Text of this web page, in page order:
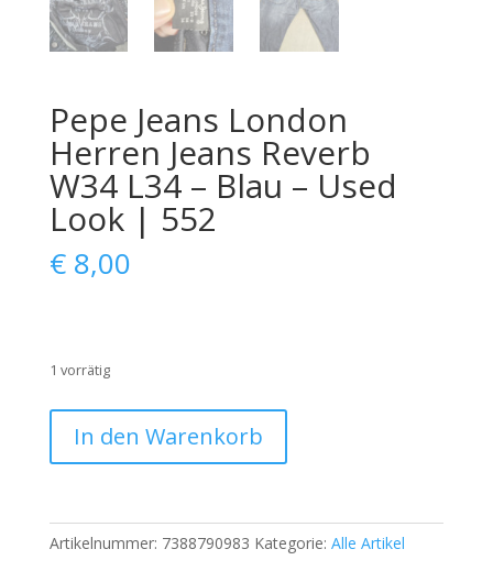
Pepe Jeans London
Herren Jeans Reverb
W34 L34 – Blau – Used
Look | 552
€8,00
1 vorrätig
Jeans
London
Jeans
Reverb
In den Warenkorb
Artikelnummer: 7388790983 Kategorie: Alle Artikel